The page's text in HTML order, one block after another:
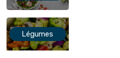
Légumes